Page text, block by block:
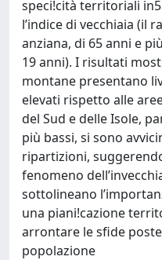
speci!cità territoriali
l’indice di vecchiaia (il
anziana, di 65 anni e
19 anni). I risultati
montane presentano
elevati rispetto alle
del Sud e delle Isole,
più bassi, si sono
ripartizioni,
fenomeno
sottolineano
una piani!cazione
arrontare le sfide
popolazione